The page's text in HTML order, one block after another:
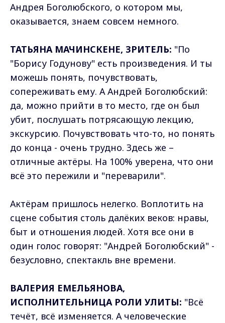
Андрея Боголюбского, о котором мы,
оказывается, знаем совсем немного.
ТАТЬЯНА МАЧИНСКЕНЕ, ЗРИТЕЛЬ: "По
"Борису Годунову" есть произведения. И ты
можешь понять, почувствовать,
сопереживать ему. А Андрей Боголюбский:
да, можно прийти в то место, где он был
убит, послушать потрясающую лекцию,
экскурсию. Почувствовать что-то, но понять
до конца - очень трудно. Здесь же –
отличные актёры. На 100% уверена, что они
всё это пережили и "переварили".
Актёрам пришлось нелегко. Воплотить на
сцене события столь далёких веков: нравы,
быт и отношения людей. Хотя все они в
один голос говорят: "Андрей Боголюбский" -
безусловно, спектакль вне времени.
ВАЛЕРИЯ ЕМЕЛЬЯНОВА,
ИСПОЛНИТЕЛЬНИЦА РОЛИ УЛИТЫ: "Всё
течёт, всё изменяется. А человеческие